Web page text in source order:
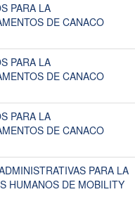
PARA LA
DE CANACO
PARA LA
DE CANACO
PARA LA
DE CANACO
PARA LA
HUMANOS DE MOBILITY